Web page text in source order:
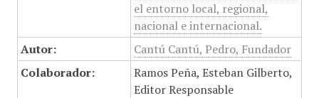
el entorno local, regional,
nacional e internacional.
Autor:
Cantú Cantú, Pedro, Fundador
Colaborador:
Ramos Peña, Esteban Gilberto,
Editor Responsable